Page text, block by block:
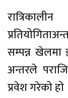
सम्पन्न खेलमा
अन्तरले
प्रवेश गरेको हो